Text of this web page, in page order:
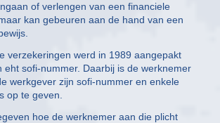
of verlengen van een financiele
kan gebeuren aan de hand van een
verzekeringen werd in 1989 aangepakt
eht sofi-nummer. Daarbij is de werknemer
werkgever zijn sofi-nummer en enkele
op te geven.
hoe de werknemer aan die plicht